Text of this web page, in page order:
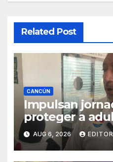
Related Post
CANCÚN
Impulsan
proteger a
de fraudes en
AUG 6, 2026